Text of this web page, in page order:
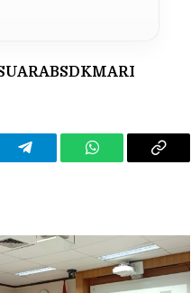
Telegram WhatsAppCopy